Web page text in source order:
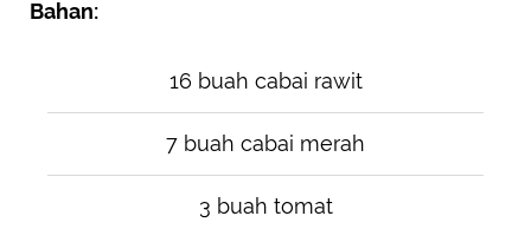
Bahan:
16 buah cabai rawit
7 buah cabai merah
3 buah tomat